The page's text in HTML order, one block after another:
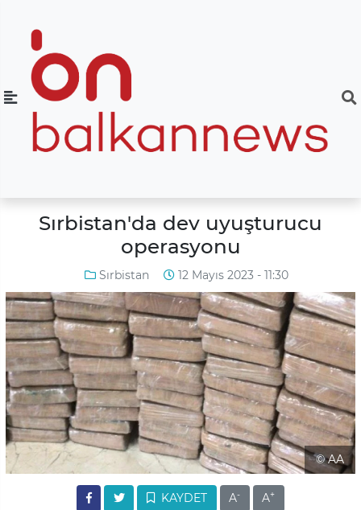
Sırbistan'da dev uyuşturucu
operasyonu
Sırbistan 12 Mayıs 2023 - 11:30
© AA
KAYDET A- A+